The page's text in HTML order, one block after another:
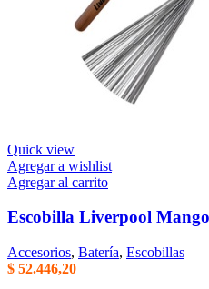
Quick view
Agregar a wishlist
Agregar al carrito
Escobilla Liverpool
Accesorios, Batería, Escobillas
$ 52.446,20